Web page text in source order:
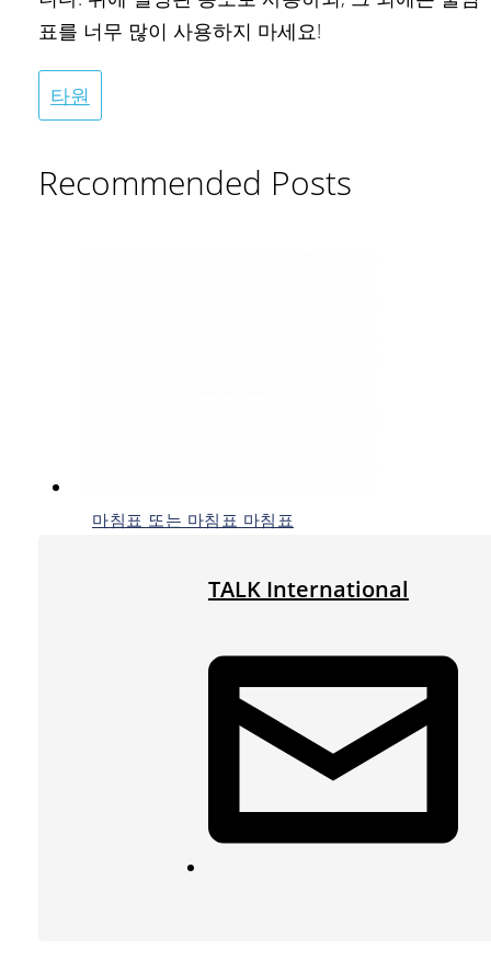
표를 너무 많이 사용하지 마세요!
타원
Recommended Posts
마침표 또는 마침표 마침표
TALK International